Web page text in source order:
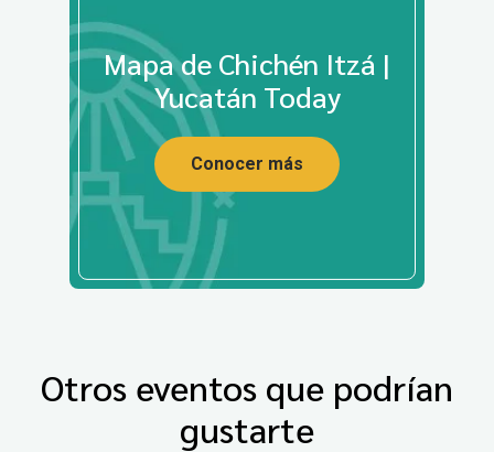
Mapa de Chichén Itzá |
Yucatán Today
Conocer más
Otros eventos que podrían
gustarte